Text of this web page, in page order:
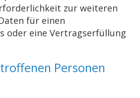
zur weiteren
für einen
oder eine Vertragserfüllung
Personen